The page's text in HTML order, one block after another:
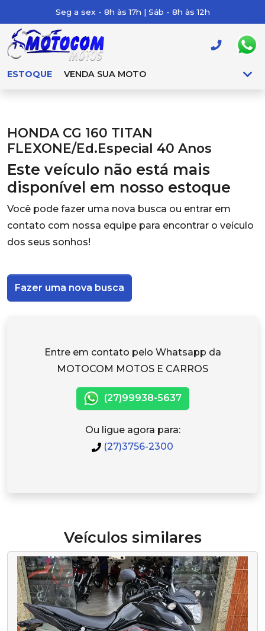
Seg a sex - 8h às 17h | Sáb - 8h às 12h
ESTOQUE VENDA SUA MOTO
HONDA CG 160 TITAN
FLEXONE/Ed.Especial 40 Anos
Este veículo não está mais
disponível em nosso estoque
Você pode fazer uma nova busca ou entrar em
contato com nossa equipe para encontrar o veículo
dos seus sonhos!
Fazer uma nova busca
Entre em contato pelo Whatsapp da
MOTOCOM MOTOS E CARROS
(27)99938-5637
Ou ligue agora para:
(27)3756-2300
Veículos similares